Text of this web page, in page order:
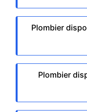
Plombier
Plombier